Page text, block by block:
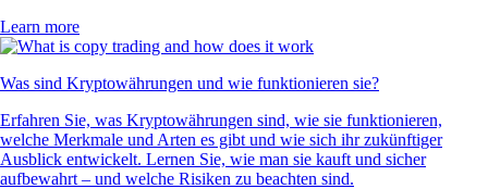
Learn more
Was sind Kryptowährungen und wie funktionieren sie?
Erfahren Sie, was Kryptowährungen sind, wie sie funktionieren,
welche Merkmale und Arten es gibt und wie sich ihr zukünftiger
Ausblick entwickelt. Lernen Sie, wie man sie kauft und sicher
aufbewahrt – und welche Risiken zu beachten sind.